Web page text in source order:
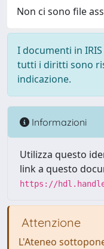
Non ci sono file
I documenti in
tutti i diritti sono
indicazione.
Informazioni
Utilizza questo
link a questo
https://
Attenzione
L'Ateneo